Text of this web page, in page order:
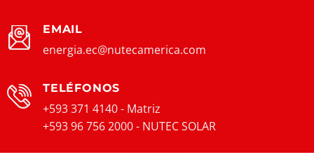
EMAIL
energia.ec@nutecamerica.com
TELÉFONOS
+593 371 4140 - Matriz
+593 96 756 2000 - NUTEC SOLAR